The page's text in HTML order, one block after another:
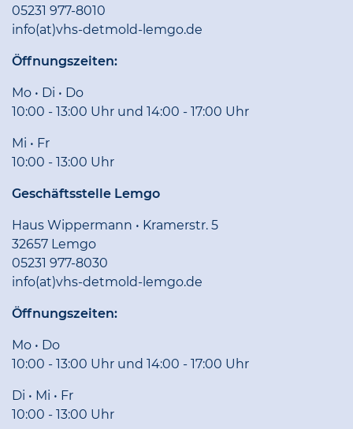
05231 977-8010
info(at)vhs-detmold-lemgo.de
Öffnungszeiten:
Mo • Di • Do
10:00 - 13:00 Uhr und 14:00 - 17:00 Uhr
Mi • Fr
10:00 - 13:00 Uhr
Geschäftsstelle Lemgo
Haus Wippermann • Kramerstr. 5
32657 Lemgo
05231 977-8030
info(at)vhs-detmold-lemgo.de
Öffnungszeiten:
Mo • Do
10:00 - 13:00 Uhr und 14:00 - 17:00 Uhr
Di • Mi • Fr
10:00 - 13:00 Uhr